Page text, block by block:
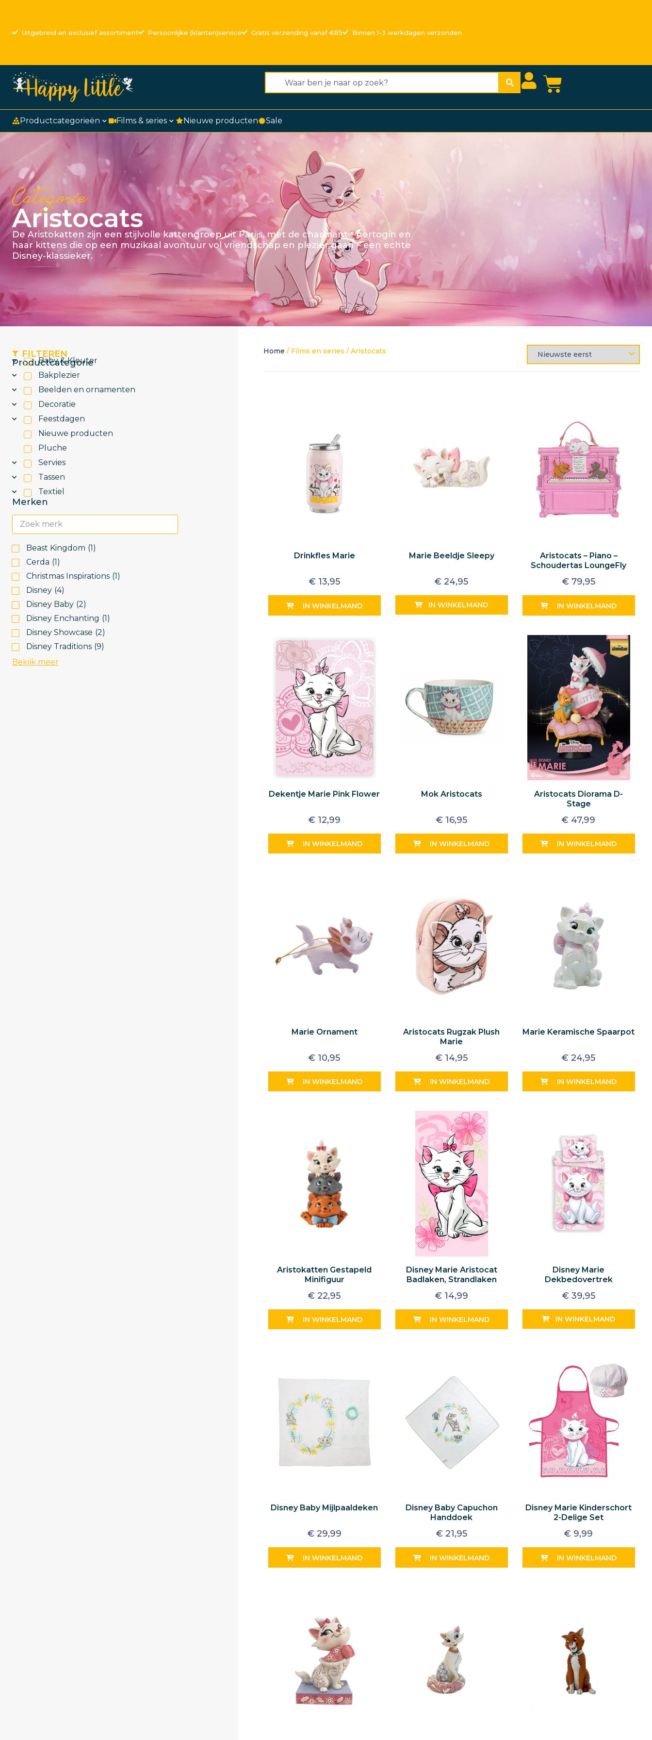
Uitgebreid en exclusief assortiment Persoonlijke (klanten)service Gratis verzending vanaf €85 Binnen 1-3 werkdagen verzonden
Productcategorieën Films & series Nieuwe producten Sale
Categorie
Aristocats
De Aristokatten zijn een stijlvolle kattengroep uit Parijs, met de charmante hertogin en
haar kittens die op een muzikaal avontuur vol vriendschap en plezier gaan – een echte
Disney-klassieker.
FILTEREN
Productcategorie
Baby & Kleuter
Bakplezier
Beelden en ornamenten
Decoratie
Feestdagen
Nieuwe producten
Pluche
Servies
Tassen
Textiel
Merken
Beast Kingdom (1)
Cerda (1)
Christmas Inspirations (1)
Disney (4)
Disney Baby (2)
Disney Enchanting (1)
Disney Showcase (2)
Disney Traditions (9)
Bekijk meer
Home / Films en series / Aristocats
Drinkfles Marie
€ 13,95
IN WINKELMAND
Marie Beeldje Sleepy
€ 24,95
IN WINKELMAND
Aristocats – Piano –
Schoudertas LoungeFly
€ 79,95
IN WINKELMAND
Dekentje Marie Pink Flower
€ 12,99
IN WINKELMAND
Mok Aristocats
€ 16,95
IN WINKELMAND
Aristocats Diorama D-
Stage
€ 47,99
IN WINKELMAND
Marie Ornament
€ 10,95
IN WINKELMAND
Aristocats Rugzak Plush
Marie
€ 14,95
IN WINKELMAND
Marie Keramische Spaarpot
€ 24,95
IN WINKELMAND
Aristokatten Gestapeld
Minifiguur
€ 22,95
IN WINKELMAND
Disney Marie Aristocat
Badlaken, Strandlaken
€ 14,99
IN WINKELMAND
Disney Marie
Dekbedovertrek
€ 39,95
IN WINKELMAND
Disney Baby Mijlpaaldeken
€ 29,99
IN WINKELMAND
Disney Baby Capuchon
Handdoek
€ 21,95
IN WINKELMAND
Disney Marie Kinderschort
2-Delige Set
€ 9,99
IN WINKELMAND